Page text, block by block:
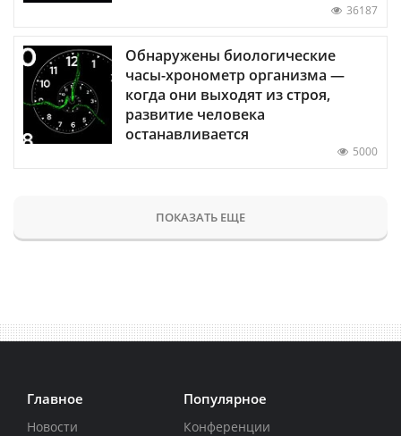
36187
Обнаружены биологические
часы-хронометр организма —
когда они выходят из строя,
развитие человека
останавливается
5000
ПОКАЗАТЬ ЕЩЕ
Главное
Новости
Популярное
Конференции